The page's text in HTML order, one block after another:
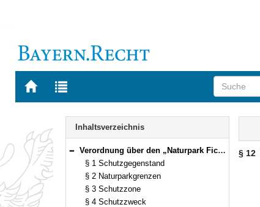
Zur
BAYERN.RECHT
Zur
letzten
Navigation
Inhaltsverzeichnis
Bereich reduzieren
Verordnung über den „Naturpark Fichtelgebirge“ Vom 26. Juli 1990 (GVBl. S. 309) BayRS 791-5-12-U [Stand: 1.9.1998] (§§ 1–13)
§ 1 Schutzgegenstand
§ 2 Naturparkgrenzen
§ 3 Schutzzone
§ 4 Schutzzweck
§ 12